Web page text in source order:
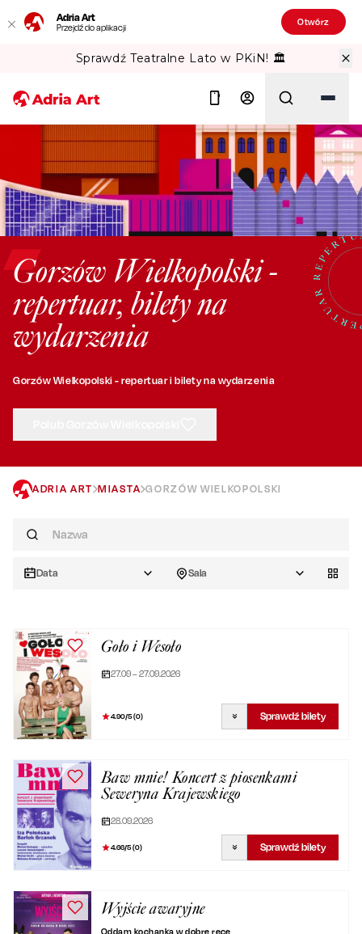
Adria Art
Przejdź do aplikacji Otwórz
Sprawdź Teatralne Lato w PKiN! 🏛️
Szukaj
Gorzów Wielkopolski -
repertuar, bilety na
wydarzenia
Gorzów Wielkopolski - repertuar i bilety na wydarzenia
ADRIA ART MIASTA GORZÓW WIELKOPOLSKI
Data Sala
Goło i Wesoło
27.09 – 27.09.2026
4.90/5 (0) Sprawdź bilety
Baw mnie! Koncert z piosenkami
Seweryna Krajewskiego
28.09.2026
4.66/5 (0) Sprawdź bilety
Wyjście awaryjne
Oddam kochanka w dobre ręce